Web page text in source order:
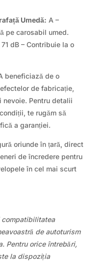
Umedă: A –
pe carosabil umed.
71 dB – Contribuie la o
beneficiază de o
de fabricație,
nevoie. Pentru detalii
te rugăm să
a garanției.
oriunde în țară, direct
de încredere pentru
în cel mai scurt
compatibilitatea
de autoturism
Pentru orice întrebări,
la dispoziția